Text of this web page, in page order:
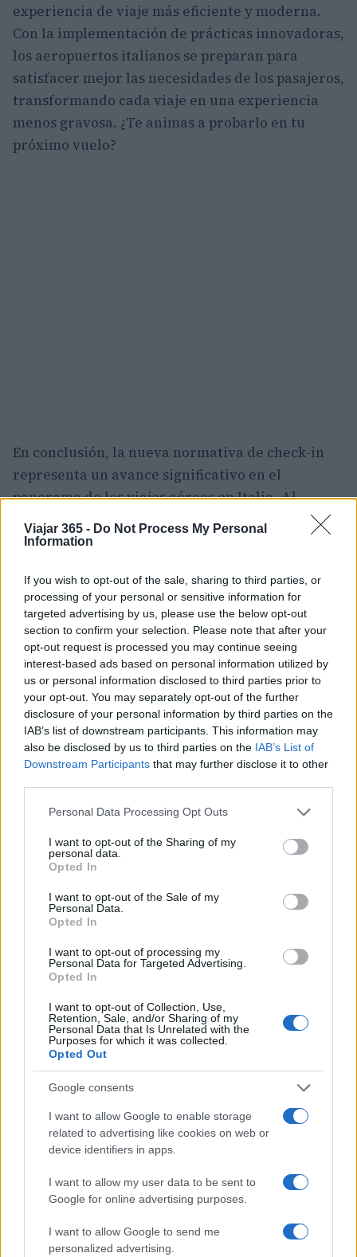
Viajar 365 - Do Not Process My Personal
Information
If you wish to opt-out of the sale, sharing to third parties, or
processing of your personal or sensitive information for
targeted advertising by us, please use the below opt-out
section to confirm your selection. Please note that after your
opt-out request is processed you may continue seeing
interest-based ads based on personal information utilized by
us or personal information disclosed to third parties prior to
your opt-out. You may separately opt-out of the further
disclosure of your personal information by third parties on the
IAB’s list of downstream participants. This information may
also be disclosed by us to third parties on the IAB’s List of
Downstream Participants that may further disclose it to other
Please note that this website/app uses one or more Google
not limited to your visit or usage behaviour. You may click to
grant or deny consent to Google and its third-party tags to
use your data for below specified purposes in below Google
consent section.
Personal Data Processing Opt Outs
I want to opt-out of the Sharing of my
personal data.
Opted In
I want to opt-out of the Sale of my
Personal Data.
Opted In
I want to opt-out of processing my
Personal Data for Targeted Advertising.
Opted In
I want to opt-out of Collection, Use,
Retention, Sale, and/or Sharing of my
Personal Data that Is Unrelated with the
Purposes for which it was collected.
Opted Out
Google consents
I want to allow Google to enable storage
related to advertising like cookies on web or
device identifiers in apps.
I want to allow my user data to be sent to
Google for online advertising purposes.
I want to allow Google to send me
personalized advertising.
experiencia de viaje más eficiente y moderna.
Con la implementación de prácticas innovadoras,
los aeropuertos italianos se preparan para
satisfacer mejor las necesidades de los pasajeros,
transformando cada viaje en una experiencia
menos gravosa. ¿Te animas a probarlo en tu
próximo vuelo?
En conclusión, la nueva normativa de check-in
representa un avance significativo en el
panorama de los viajes aéreos en Italia. Al
prepararte para tu próximo vuelo, puedes estar
seguro de que, con una simple tarjeta de
un poco más ligera y serena. ¿Listo para
despegar?
«`
AUTOR
Staff
Sigue leyendo
NOTICIAS